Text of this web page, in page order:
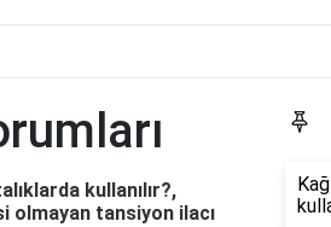
kullanılır?,
olmayan tansiyon ilacı